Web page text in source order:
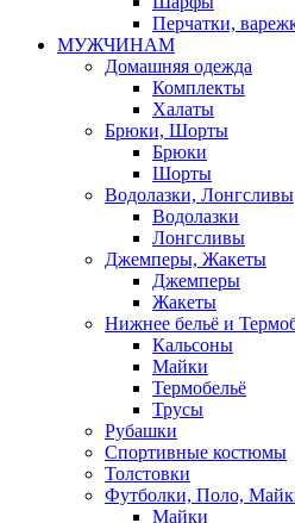
Перчатки,
МУЖЧИНАМ
Домашняя одежда
Комплекты
Халаты
Брюки, Шорты
Брюки
Шорты
Водолазки, Лонгсливы
Водолазки
Лонгсливы
Джемперы, Жакеты
Джемперы
Жакеты
Нижнее бельё и
Кальсоны
Майки
Термобельё
Трусы
Рубашки
Спортивные костюмы
Толстовки
Футболки, Поло,
Майки